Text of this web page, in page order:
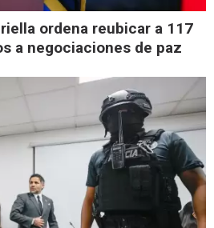
ordena reubicar a 117
a negociaciones de paz